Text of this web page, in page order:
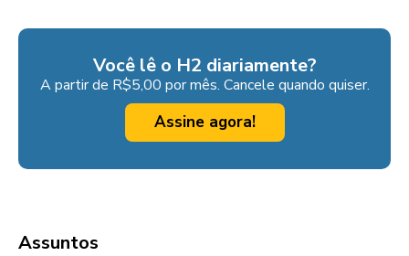
Você lê o H2 diariamente?
A partir de R$5,00 por mês. Cancele quando quiser.
Assine agora!
Assuntos